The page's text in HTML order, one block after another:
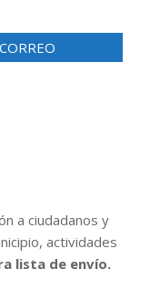
a ciudadanos y
actividades
lista de envío.